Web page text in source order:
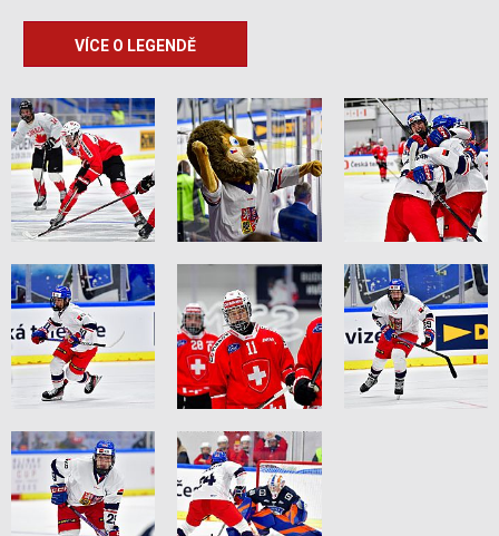
VÍCE O LEGENDĚ